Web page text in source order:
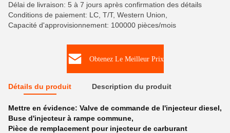
Délai de livraison: 5 à 7 jours après confirmation des détails
Conditions de paiement: LC, T/T, Western Union,
Capacité d'approvisionnement: 100000 pièces/mois
Obtenez Le Meilleur Prix
Détails du produit Description du produit
Mettre en évidence: Valve de commande de l'injecteur diesel,
Buse d'injecteur à rampe commune,
Pièce de remplacement pour injecteur de carburant